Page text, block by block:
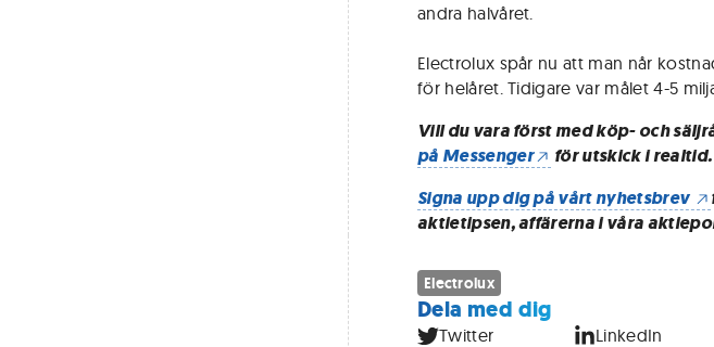
andra halvåret.
Electrolux spår nu att man når
för helåret. Tidigare var målet 4-5
Vill du vara först med köp- och
på Messenger
för utskick i realtid.
Signa upp dig på vårt nyhetsbrev
aktietipsen, affärerna i våra
Electrolux
Dela med dig
Twitter LinkedIn